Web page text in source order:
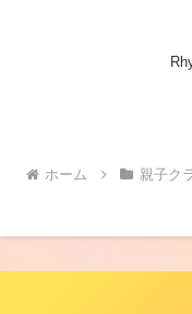
ホーム 親子ク